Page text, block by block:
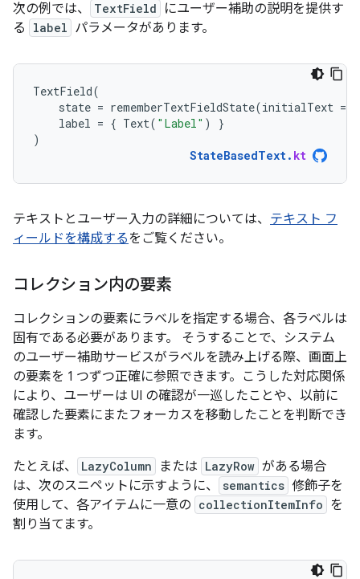
次の例では、 TextField
にユーザー補助の説明を提供す
る
label パラメータがあります。
TextField(
state = rememberTextFieldState(initialText =
label = { Text( "Label" )
}
)
StateBasedText. kt
テキストとユーザー入力の詳細については、 テキスト フ
ィールドを構成するをご覧ください。
コレクション内の要素
コレクションの要素にラベルを指定する場合、各ラベルは
固有である必要があります。 そうすることで、システム
のユーザー補助サービスがラベルを読み上げる際、画面上
の要素を 1 つずつ正確に参照できます。こうした対応関係
により、ユーザーは UI の確認が一巡したことや、以前に
確認した要素にまたフォーカスを移動したことを判断でき
ます。
たとえば、
LazyColumn または LazyRow がある場合
は、次のスニペットに示すように、
semantics 修飾子を
使用して、各アイテムに一意の collectionItemInfo を
割り当てます。